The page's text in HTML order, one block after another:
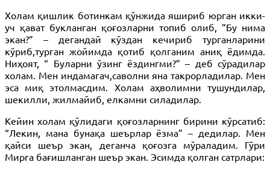
Холам қишлик ботинкам қўнжида яшириб юрган икки-
уч қават букланган қоғозларни топиб олиб, ”Бу нима
экан?” – дегандай кўздан кечириб турганларини
кўриб,турган жойимда қотиб қолганим аниқ ёдимда.
Ниҳоят, “ Буларни ўзинг ёздингми?” – деб сўрадилар
холам. Мен индамагач,саволни яна такрорладилар. Мен
эса миқ этолмасдим. Холам аҳволимни тушундилар,
шекилли, жилмайиб, елкамни силадилар.
Кейин холам қўлидаги қоғозларнинг бирини кўрсатиб:
“Лекин, мана бунақа шеърлар ёзма” – дедилар. Мен
қайси шеър экан, деганча қоғозга мўраладим. Гўри
Мирга бағишланган шеър экан. Эсимда қолган сатрлари: